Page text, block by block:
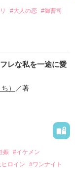
#大人の恋 #御曹司
。
は壊れてしまう。
によって
た。
いた哲平に
レな私を一途に愛
） ／著
娠 #イケメン
ロイン
#ワンナイト